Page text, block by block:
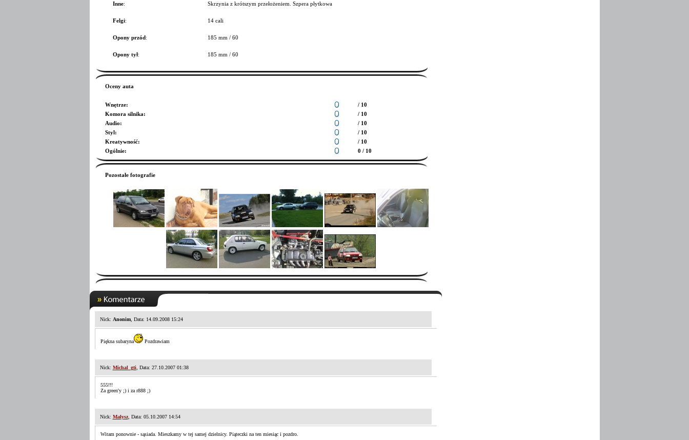
Inne: Skrzynia z krótszym przełożeniem. Szpera płytkowa
Felgi: 14 cali
Opony przód: 185 mm / 60
Opony tył: 185 mm / 60
Oceny auta
Wnętrze:
/ 10
Komora silnika:
/ 10
Audio:
/ 10
Styl:
/ 10
Kreatywność:
/ 10
Ogólnie: 0 / 10
Pozostałe fotografie
Nick: Anonim, Data: 14.09.2008 15:24
Piękna subaryna Pozdrawiam
Nick: Michal_gti, Data: 27.10.2007 01:38
555!!!
Za green'y ;) i za r888 ;)
Nick: Małysz, Data: 05.10.2007 14:54
Witam ponownie - sąsiada. Mieszkamy w tej samej dzielnicy. Piąteczki na ten miesiąc i pozdro.